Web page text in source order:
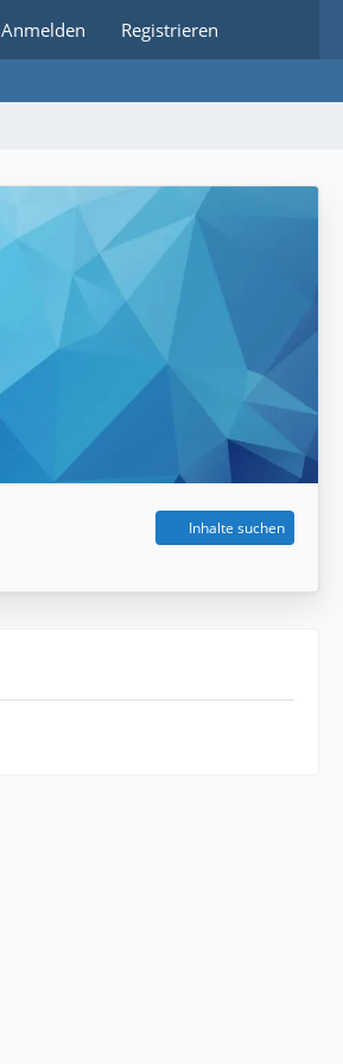
Anmelden Registrieren
Inhalte suchen